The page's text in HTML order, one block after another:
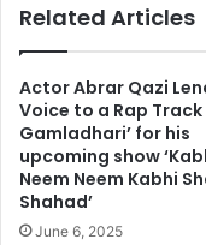
इस खबर पर मीडिया ने गूगल
से कर्मचारियों को एक ई-मेल
और उससे ऊपर के पद के लोगों
और उनमें से किसी को भी
Related Articles
Actor Abrar Qazi
Voice to a Rap Track
Gamladhari’ for his
upcoming show
Neem Neem Kabhi
Shahad’
June 6, 2025